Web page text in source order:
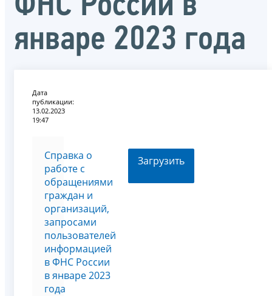
январе 2023 года
Дата
публикации:
13.02.2023
19:47
Справка о
работе с
обращениями
граждан и
организаций,
запросами
пользователей
информацией
в ФНС России
в январе 2023
года
Загрузить